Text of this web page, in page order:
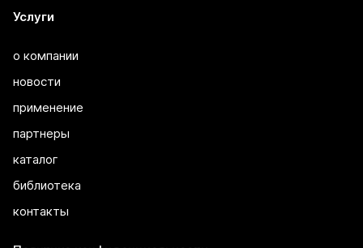
Услуги
о компании
новости
применение
партнеры
каталог
библиотека
контакты